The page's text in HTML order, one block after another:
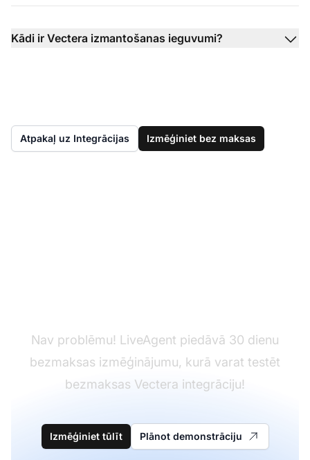
Kādi ir Vectera izmantošanas ieguvumi?
Atpakaļ uz Integrācijas Izmēģiniet bez maksas
Nav problēmu! LiveAgent piedāvā 30 dienu
bezmaksas izmēģinājumu, kurā varat testēt
bezmaksas Vectera integrāciju!
Izmēģiniet tūlīt Plānot demonstrāciju